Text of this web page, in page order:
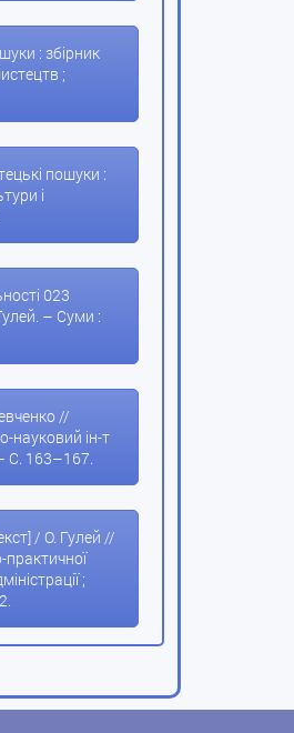
: збірник
;
пошуки :
і
023
– Суми :
//
науковий ін-т
С. 163–167.
/ О. Гулей //
;